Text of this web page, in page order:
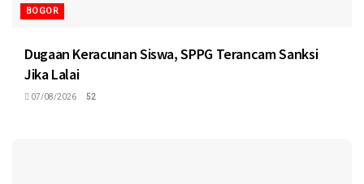
BOGOR
Dugaan Keracunan Siswa, SPPG Terancam Sanksi
Jika Lalai
07/08/2026 52